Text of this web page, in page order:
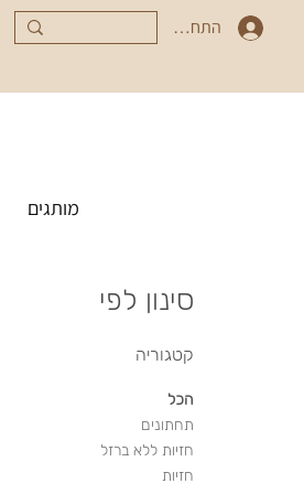
התחברי
מותגים
סינון לפי
קטגוריה
הכל
תחתונים
חזיות ללא ברזל
חזיות